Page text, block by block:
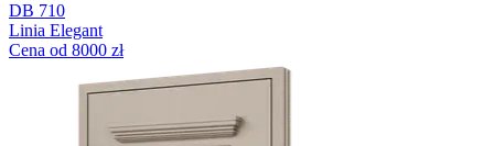
DB 710
Linia Elegant
Cena od 8000 zł